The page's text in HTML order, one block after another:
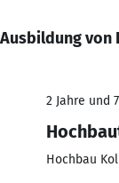
Ausbildung von
2 Jahre und
Hochbau